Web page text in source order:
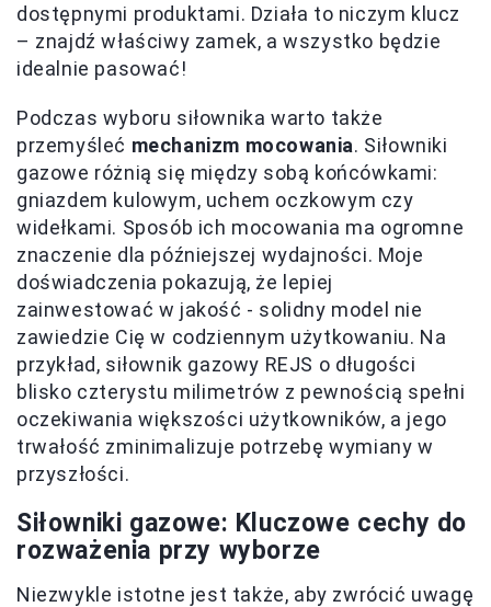
dostępnymi produktami. Działa to niczym klucz
– znajdź właściwy zamek, a wszystko będzie
idealnie pasować!
Podczas wyboru siłownika warto także
przemyśleć mechanizm mocowania. Siłowniki
gazowe różnią się między sobą końcówkami:
gniazdem kulowym, uchem oczkowym czy
widełkami. Sposób ich mocowania ma ogromne
znaczenie dla późniejszej wydajności. Moje
doświadczenia pokazują, że lepiej
zainwestować w jakość - solidny model nie
zawiedzie Cię w codziennym użytkowaniu. Na
przykład, siłownik gazowy REJS o długości
blisko czterystu milimetrów z pewnością spełni
oczekiwania większości użytkowników, a jego
trwałość zminimalizuje potrzebę wymiany w
przyszłości.
Siłowniki gazowe: Kluczowe cechy do
rozważenia przy wyborze
Niezwykle istotne jest także, aby zwrócić uwagę